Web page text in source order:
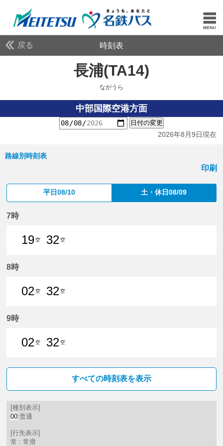
戻る 時刻表
長浦(TA14)
ながうら
中部国際空港方面
日付の変更
2026年8月9日現在
路線別時刻表
印刷
平日08/10 土・休日08/09
7時
19 空
32 空
8時
02 空
32 空
9時
02 空
32 空
すべての時刻表を表示
[種別表示]
00:普通
[行先表示]
常 : 常滑